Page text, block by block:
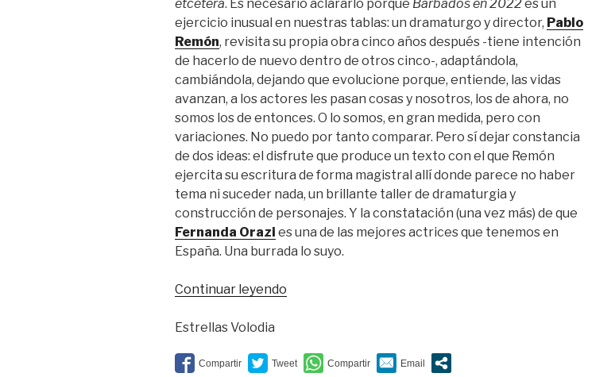
etcétera. Es necesario aclararlo porque Barbados en 2022es un
ejercicio inusual en nuestras tablas: un dramaturgo y director, Pablo
Remón, revisita su propia obra cinco años después -tiene intención
de hacerlo de nuevo dentro de otros cinco-, adaptándola,
cambiándola, dejando que evolucione porque, entiende, las vidas
avanzan, a los actores les pasan cosas y nosotros, los de ahora, no
somos los de entonces. O lo somos, en gran medida, pero con
variaciones. No puedo por tanto comparar. Pero sí dejar constancia
de dos ideas: el disfrute que produce un texto con el que Remón
ejercita su escritura de forma magistral allí donde parece no haber
tema ni suceder nada, un brillante taller de dramaturgia y
construcción de personajes. Y la constatación (una vez más) de que
Fernanda Orazi es una de las mejores actrices que tenemos en
España. Una burrada lo suyo.
Continuar leyendo
lo
Estrellas Volodia